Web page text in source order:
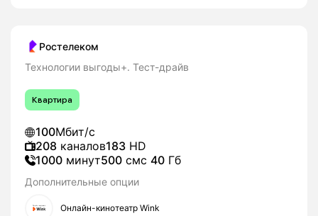
Ростелеком
Технологии выгоды+. Тест-драйв
Квартира
100Мбит/с
208 каналов183 HD
1000 минут500 смс 40 Гб
Дополнительные опции
Онлайн-кинотеатр Wink